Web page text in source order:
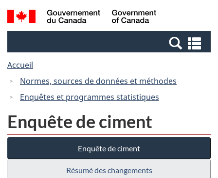
Passer
au
Passer
à
Canada
Recherche
et
et
Accueil
Normes, sources de données et méthodes
Enquêtes et programmes statistiques
Enquête de ciment
Enquête de ciment
Résumé des changements